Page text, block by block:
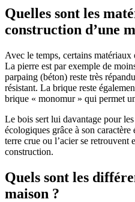
Quelles sont les
construction d’une
Avec le temps, certains matériaux
La pierre est par exemple de
parpaing (béton) reste très
résistant. La brique reste
brique « monomur » qui permet
Le bois sert lui davantage pour
écologiques grâce à son
terre crue ou l’acier se retrouvent
construction.
Quels sont les
maison ?